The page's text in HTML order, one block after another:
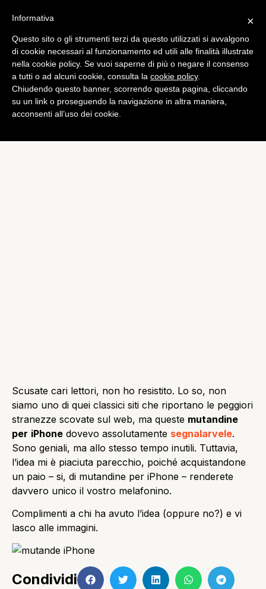
Mobile
Anche gli iPhone portano le
mutandine
di Alessandro Moretti
Scusate cari lettori, non ho resistito. Lo so, non
siamo uno di quei classici siti che riportano le peggiori
stranezze scovate sul web, ma queste mutandine
per iPhone dovevo assolutamente segnalarvele.
Sono geniali, ma allo stesso tempo inutili. Tuttavia,
l’idea mi è piaciuta parecchio, poiché acquistandone
un paio – si, di mutandine per iPhone – renderete
davvero unico il vostro melafonino.
Complimenti a chi ha avuto l’idea (oppure no?) e vi
lasco alle immagini.
Condividi
×
Informativa
Questo sito o gli strumenti terzi da questo utilizzati si avvalgono
di cookie necessari al funzionamento ed utili alle finalità illustrate
nella cookie policy. Se vuoi saperne di più o negare il consenso
a tutti o ad alcuni cookie, consulta la cookie policy.
Chiudendo questo banner, scorrendo questa pagina, cliccando
su un link o proseguendo la navigazione in altra maniera,
acconsenti all’uso dei cookie.